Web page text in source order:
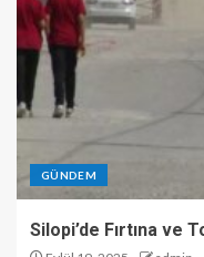
GÜNDEM
Silopi’de Fırtına ve